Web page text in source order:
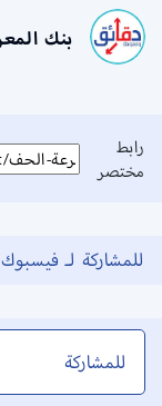
بنك
رابط
مختصر
للمشاركة لـ فيسبوك
للمشاركة